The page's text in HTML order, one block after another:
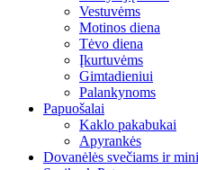
Vestuvėms
Motinos diena
Tėvo diena
Įkurtuvėms
Gimtadieniui
Palankynoms
Papuošalai
Kaklo pakabukai
Apyrankės
Dovanėlės svečiams ir